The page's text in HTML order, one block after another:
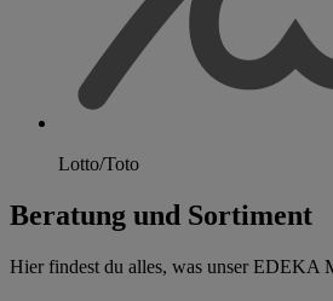
Lotto/Toto
Beratung und Sortiment
Hier findest du alles, was unser EDEKA